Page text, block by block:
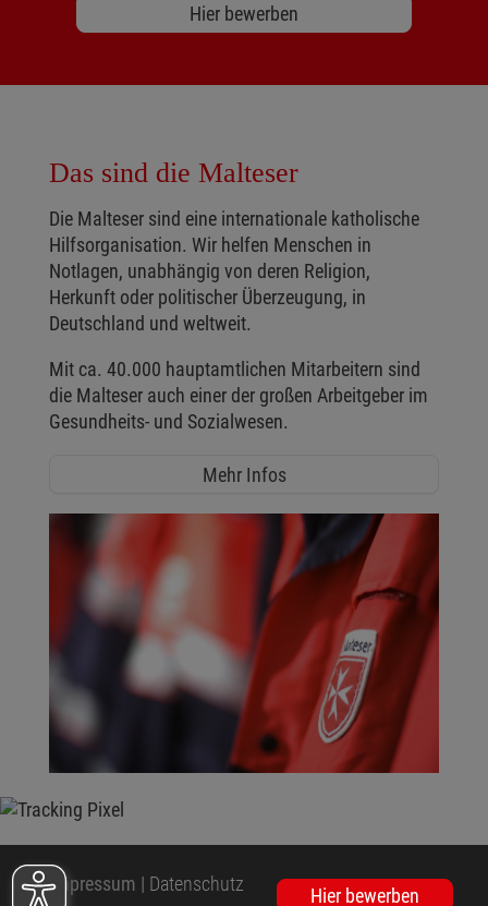
Hier bewerben
Hier bewerben
Das sind die Malteser
Die Malteser sind eine internationale katholische
Hilfsorganisation. Wir helfen Menschen in
Notlagen, unabhängig von deren Religion,
Herkunft oder politischer Überzeugung, in
Deutschland und weltweit.
Mit ca. 40.000 hauptamtlichen Mitarbeitern sind
die Malteser auch einer der großen Arbeitgeber im
Gesundheits- und Sozialwesen.
Mehr Infos
Impressum | Datenschutz